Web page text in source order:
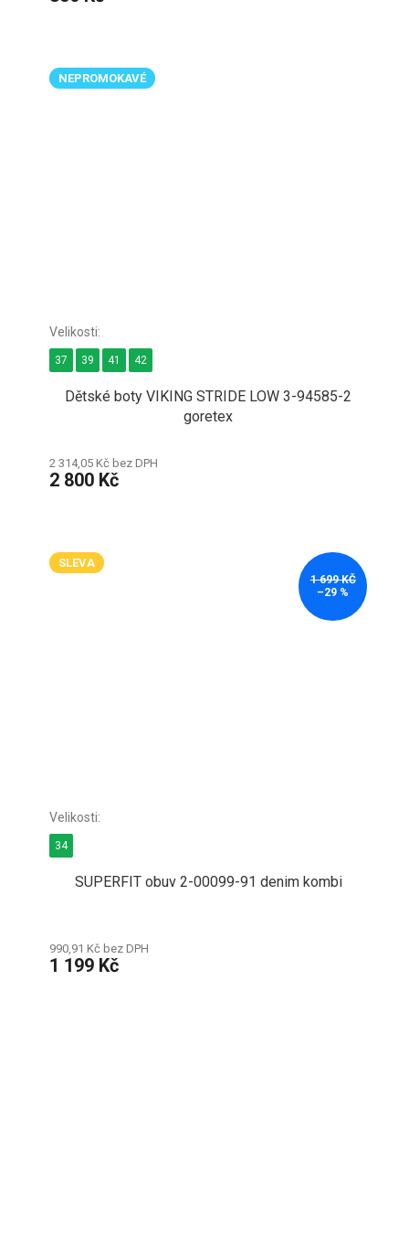
NEPROMOKAVÉ
Dětské boty VIKING STRIDE LOW 3-94585-2
goretex
2 314,05 Kč bez DPH
2 800 Kč
37 39 41 42
SLEVA
1 699 KČ
–29 %
SUPERFIT obuv 2-00099-91 denim kombi
990,91 Kč bez DPH
1 199 Kč
34